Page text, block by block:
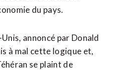
du pays.
annoncé par Donald
à mal cette logique et,
se plaint de